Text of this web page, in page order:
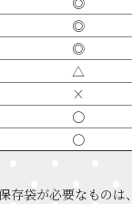
◎
◎
△
×
〇
〇
袋が必要なものは